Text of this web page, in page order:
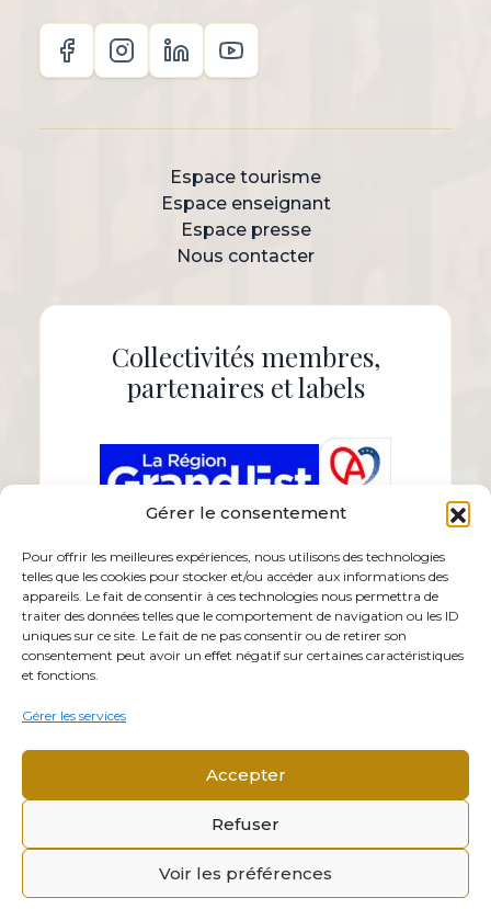
Gérer le consentement
Pour offrir les meilleures expériences, nous utilisons des technologies
telles que les cookies pour stocker et/ou accéder aux informations des
appareils. Le fait de consentir à ces technologies nous permettra de
traiter des données telles que le comportement de navigation ou les ID
uniques sur ce site. Le fait de ne pas consentir ou de retirer son
consentement peut avoir un effet négatif sur certaines caractéristiques
et fonctions.
Gérer les services
Accepter
Refuser
Voir les préférences
Espace tourisme
Espace enseignant
Espace presse
Nous contacter
Collectivités membres,
partenaires et labels
© 2026 Mémorial Alsace-Moselle. Tous droits réservés.
Mentions légales